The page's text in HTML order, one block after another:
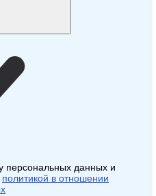
персональных данных и
политикой в отношении